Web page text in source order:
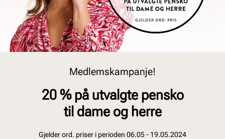
Medlemskampanje!
20 % på utvalgte pensko
til dame og herre
Gjelder ord. priser i perioden 06.05 - 19.05.2024